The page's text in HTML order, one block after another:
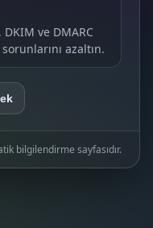
ve DMARC
azaltın.
bilgilendirme sayfasıdır.